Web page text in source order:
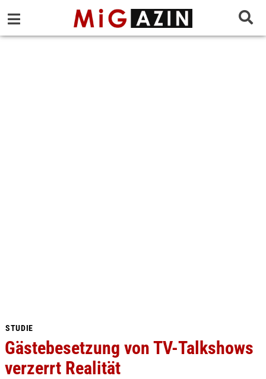
STUDIE
Gästebesetzung von TV-Talkshows
verzerrt Realität